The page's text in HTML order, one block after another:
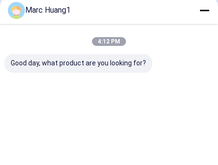
প্রস্তাবিত পণ্য
Marc Huang1
4:12 PM
Good day, what product are you looking for?